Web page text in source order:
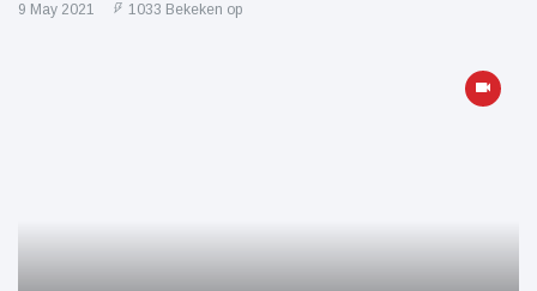
9 May 2021 1033 Bekeken op